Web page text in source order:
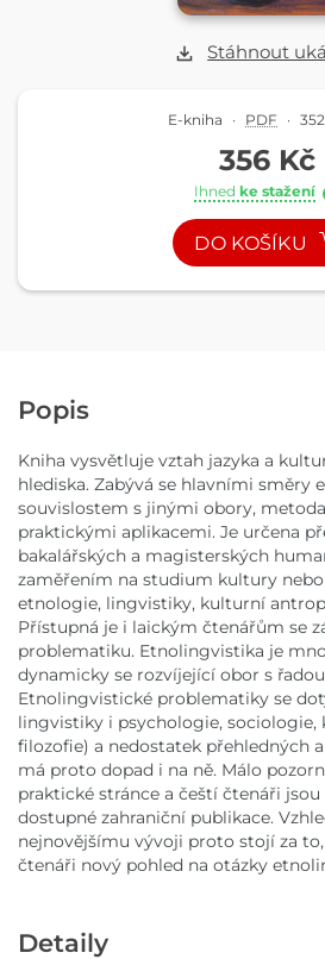
Stáhnout
E-kniha · PDF ·
356 Kč
Ihned ke stažení
DO KOŠÍKU
Popis
Kniha vysvětluje vztah jazyka a
hlediska. Zabývá se hlavními směry
souvislostem s jinými obory,
praktickými aplikacemi. Je určena
bakalářských a magisterských
zaměřením na studium kultury
etnologie, lingvistiky, kulturní
Přístupná je i laickým čtenářům se
problematiku. Etnolingvistika je
dynamicky se rozvíjející obor s
Etnolingvistické problematiky se
lingvistiky i psychologie, sociologie,
filozofie) a nedostatek přehledných
má proto dopad i na ně. Málo
praktické stránce a čeští čtenáři jsou
dostupné zahraniční publikace.
nejnovějšímu vývoji proto stojí za
čtenáři nový pohled na otázky
Detaily